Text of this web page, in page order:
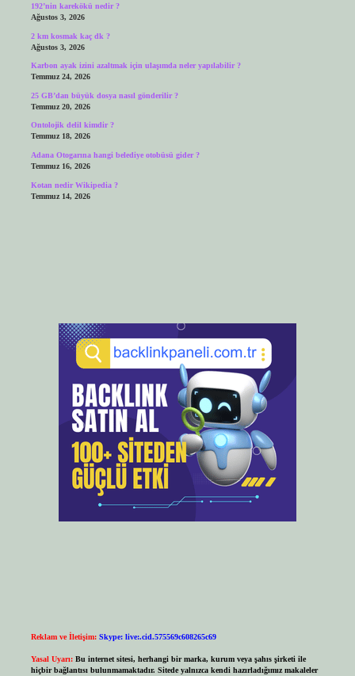
192’nin karekökü nedir ?
Ağustos 3, 2026
2 km kosmak kaç dk ?
Ağustos 3, 2026
Karbon ayak izini azaltmak için ulaşımda neler yapılabilir ?
Temmuz 24, 2026
25 GB’dan büyük dosya nasıl gönderilir ?
Temmuz 20, 2026
Ontolojik delil kimdir ?
Temmuz 18, 2026
Adana Otogarına hangi belediye otobüsü gider ?
Temmuz 16, 2026
Kotan nedir Wikipedia ?
Temmuz 14, 2026
Reklam ve İletişim: Skype: live:.cid.575569c608265c69
Yasal Uyarı: Bu internet sitesi, herhangi bir marka, kurum veya şahıs şirketi ile
hiçbir bağlantısı bulunmamaktadır. Sitede yalnızca kendi hazırladığımız makaleler